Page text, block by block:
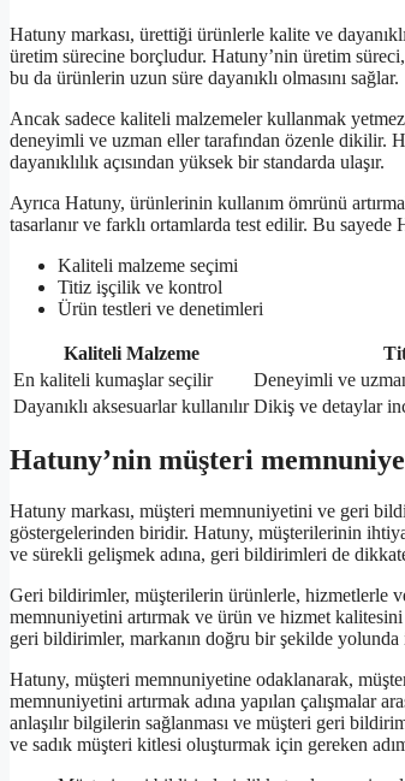
Hatuny markası, ürettiği ürünlerle kalite ve
üretim sürecine borçludur. Hatuny’nin üretim
bu da ürünlerin uzun süre dayanıklı olmasını sağlar.
Ancak sadece kaliteli malzemeler kullanmak
deneyimli ve uzman eller tarafından özenle dikilir.
dayanıklılık açısından yüksek bir standarda ulaşır.
Ayrıca Hatuny, ürünlerinin kullanım ömrünü
tasarlanır ve farklı ortamlarda test edilir. Bu
Kaliteli malzeme seçimi
Titiz işçilik ve kontrol
Ürün testleri ve denetimleri
Kaliteli Malzeme
En kaliteli kumaşlar seçilir
Deneyimli ve
Dayanıklı aksesuarlar kullanılır Dikiş ve detaylar
Hatuny’nin müşteri
Hatuny markası, müşteri memnuniyetini ve geri
göstergelerinden biridir. Hatuny, müşterilerinin
ve sürekli gelişmek adına, geri bildirimleri de
Geri bildirimler, müşterilerin ürünlerle, hizmetlerle
memnuniyetini artırmak ve ürün ve hizmet
geri bildirimler, markanın doğru bir şekilde
Hatuny, müşteri memnuniyetine odaklanarak,
memnuniyetini artırmak adına yapılan çalışmalar
anlaşılır bilgilerin sağlanması ve müşteri geri
ve sadık müşteri kitlesi oluşturmak için gereken